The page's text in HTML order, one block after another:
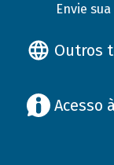
Envie
Outros
Acesso